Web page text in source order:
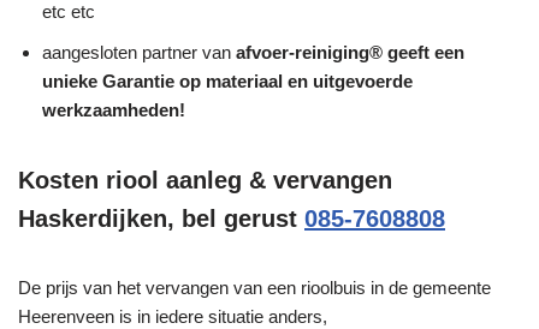
etc etc
aangesloten partner van afvoer-reiniging® geeft een
unieke Garantie op materiaal en uitgevoerde
werkzaamheden!
Kosten riool aanleg & vervangen
Haskerdijken, bel gerust 085-7608808
De prijs van het vervangen van een rioolbuis in de gemeente
Heerenveen is in iedere situatie anders,